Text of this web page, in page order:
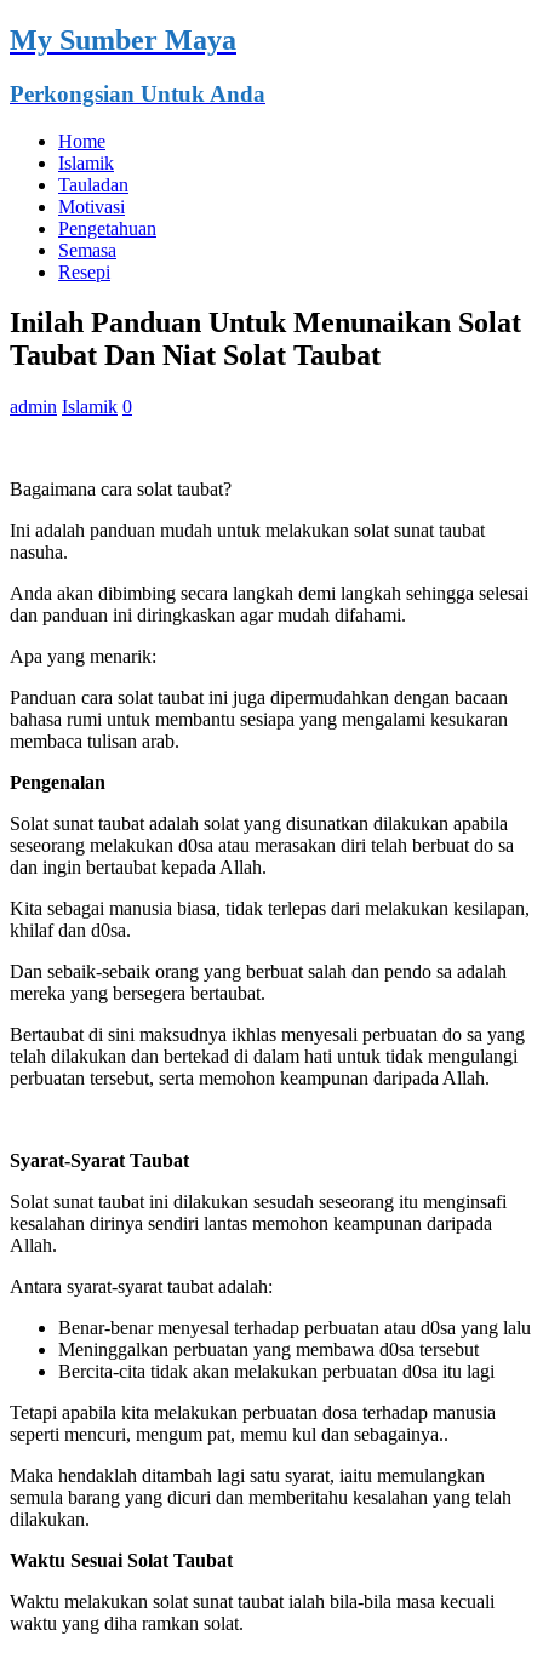
My Sumber Maya
Perkongsian Untuk Anda
Home
Islamik
Tauladan
Motivasi
Pengetahuan
Semasa
Resepi
Inilah Panduan Untuk Menunaikan Solat
Taubat Dan Niat Solat Taubat
admin Islamik 0
Bagaimana cara solat taubat?
Ini adalah panduan mudah untuk melakukan solat sunat taubat
nasuha.
Anda akan dibimbing secara langkah demi langkah sehingga selesai
dan panduan ini diringkaskan agar mudah difahami.
Apa yang menarik:
Panduan cara solat taubat ini juga dipermudahkan dengan bacaan
bahasa rumi untuk membantu sesiapa yang mengalami kesukaran
membaca tulisan arab.
Pengenalan
Solat sunat taubat adalah solat yang disunatkan dilakukan apabila
seseorang melakukan d0sa atau merasakan diri telah berbuat do sa
dan ingin bertaubat kepada Allah.
Kita sebagai manusia biasa, tidak terlepas dari melakukan kesilapan,
khilaf dan d0sa.
Dan sebaik-sebaik orang yang berbuat salah dan pendo sa adalah
mereka yang bersegera bertaubat.
Bertaubat di sini maksudnya ikhlas menyesali perbuatan do sa yang
telah dilakukan dan bertekad di dalam hati untuk tidak mengulangi
perbuatan tersebut, serta memohon keampunan daripada Allah.
Syarat-Syarat Taubat
Solat sunat taubat ini dilakukan sesudah seseorang itu menginsafi
kesalahan dirinya sendiri lantas memohon keampunan daripada
Allah.
Antara syarat-syarat taubat adalah:
Benar-benar menyesal terhadap perbuatan atau d0sa yang lalu
Meninggalkan perbuatan yang membawa d0sa tersebut
Bercita-cita tidak akan melakukan perbuatan d0sa itu lagi
Tetapi apabila kita melakukan perbuatan dosa terhadap manusia
seperti mencuri, mengum pat, memu kul dan sebagainya..
Maka hendaklah ditambah lagi satu syarat, iaitu memulangkan
semula barang yang dicuri dan memberitahu kesalahan yang telah
dilakukan.
Waktu Sesuai Solat Taubat
Waktu melakukan solat sunat taubat ialah bila-bila masa kecuali
waktu yang diha ramkan solat.